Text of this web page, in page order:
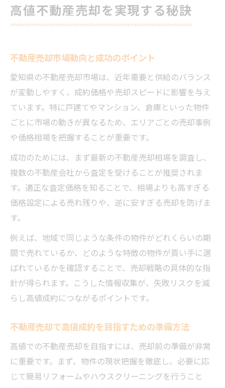
不動産売却におけるモジュール戦略を徹底解説
愛知県で実践できる不動産売却モジュール
活用法
売却に強いモジュール設計のポイントを解
説
不動産売却における柔軟な戦略構築手法
買い手がつかない物件の特徴と対策を考察
不動産売却で買い手がつかない主な理由
買い手が敬遠する物件の特徴と改善策
口コミで判明した売れ残り物件の傾向分析
賃貸と売却の選択肢を比較するポイント
物件売却で失敗しないポイント公開
失敗しない不動産売却のための事前準備
不動産売却における注意点と対策
賃貸や売り倉庫も視野に入れた売却戦略
専門家が教える不動産売却リスクの回避法
モジュールを活用した効率的な不動産売却術
高値不動産売却を実現する秘訣
不動産売却市場動向と成功のポイント
愛知県の不動産売却市場は、近年需要と供給のバランス
が変動しやすく、成約価格や売却スピードに影響を与え
ています。特に戸建てやマンション、倉庫といった物件
ごとに市場の動きが異なるため、エリアごとの売却事例
や価格相場を把握することが重要です。
成功のためには、まず最新の不動産売却相場を調査し、
複数の不動産会社から査定を受けることが推奨されま
す。適正な査定価格を知ることで、相場よりも高すぎる
価格設定による売れ残りや、逆に安すぎる売却を防げま
す。
例えば、地域で同じような条件の物件がどれくらいの期
間で売れているか、どのような特徴の物件が買い手に選
ばれているかを確認することで、売却戦略の具体的な指
針が得られます。こうした情報収集が、失敗リスクを減
らし高値成約につながるポイントです。
不動産売却で高値成約を目指すための準備方法
高値での不動産売却を目指すには、売却前の準備が非常
に重要です。まず、物件の現状把握を徹底し、必要に応
じて簡易リフォームやハウスクリーニングを行うこと